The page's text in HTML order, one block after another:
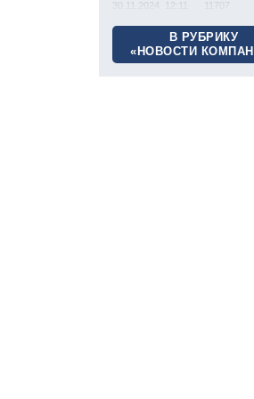
30.11.2024 12:11 11707
В РУБРИКУ
«НОВОСТИ